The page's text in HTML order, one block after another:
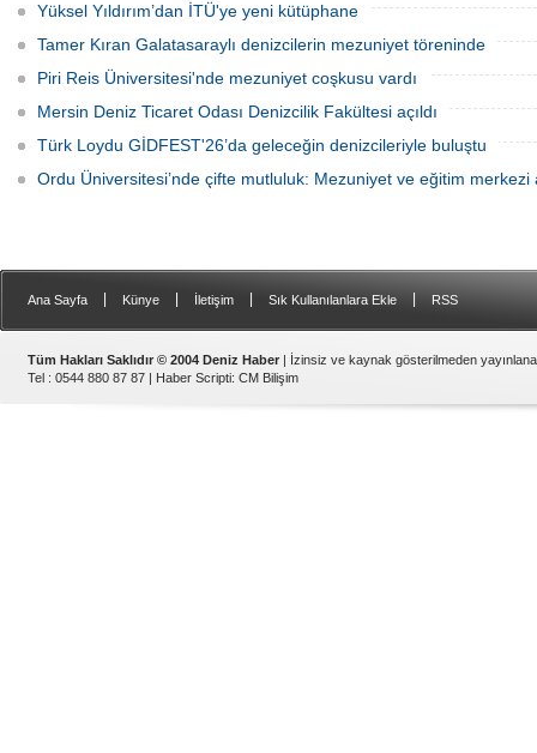
Yüksel Yıldırım’dan İTÜ'ye yeni kütüphane
Tamer Kıran Galatasaraylı denizcilerin mezuniyet töreninde
Piri Reis Üniversitesi'nde mezuniyet coşkusu vardı
Mersin Deniz Ticaret Odası Denizcilik Fakültesi açıldı
Türk Loydu GİDFEST'26’da geleceğin denizcileriyle buluştu
Ordu Üniversitesi’nde çifte mutluluk: Mezuniyet ve eğitim merkezi
Ana Sayfa Künye İletişim Sık Kullanılanlara Ekle RSS
Tüm Hakları Saklıdır © 2004 Deniz Haber | İzinsiz ve kaynak gösterilmeden
Tel : 0544 880 87 87 | Haber Scripti: CM Bilişim